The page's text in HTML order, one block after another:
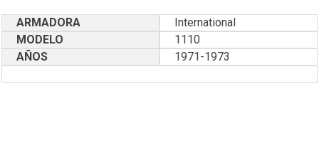
ARMADORA
International
MODELO
1110
AÑOS
1971-1973